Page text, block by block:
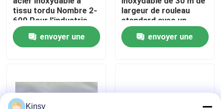
Nous contacter
Nouvelles
Fil tissé Mesh Screen
tissu tordu Nombre 2-
600 Pour l'industrie
envoyer une
largeur de rouleau
standard avec un
nombre de mailles de
2-2800 et certifié
ISO9001 pour de
envoyer une
Kinsy